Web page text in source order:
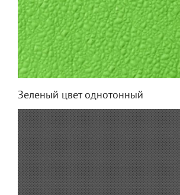
Зеленый цвет однотонный